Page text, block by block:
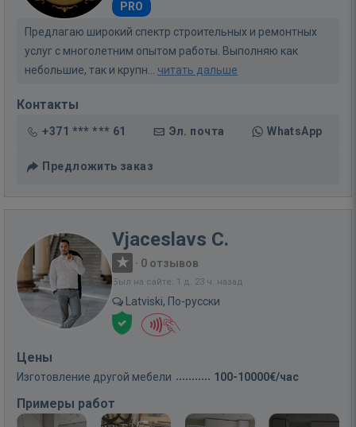
PRO
Предлагаю широкий спектр строительных и ремонтных
услуг с многолетним опытом работы. Выполняю как
небольшие, так и крупн... читать дальше
Контакты
+371 *** *** 61 Эл. почта WhatsApp
Предложить заказ
Vjaceslavs C.
· 0 отзывов
Был на сайте: 1 д. 23 ч. назад
Latviski, По-русски
Цены
Изготовление другой мебели 100-10000€/час
Примеры работ